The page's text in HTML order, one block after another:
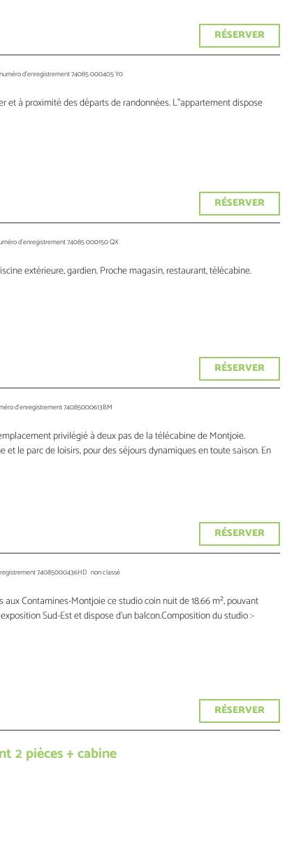
RÉSERVER
numéro d'enregistrement74085 000405 Y0
à proximité des départs de randonnées. L"appartement dispose
RÉSERVER
d'enregistrement74085 000150 QX
extérieure, gardien. Proche magasin, restaurant, télécabine.
RÉSERVER
d'enregistrement74085000613BM
privilégié à deux pas de la télécabine de Montjoie.
le parc de loisirs, pour des séjours dynamiques en toute saison. En
RÉSERVER
74085000436HD non classé
Contamines-Montjoie ce studio coin nuit de 18.66 m², pouvant
Sud-Est et dispose d’un balcon.Composition du studio :-
RÉSERVER
2 pièces + cabine